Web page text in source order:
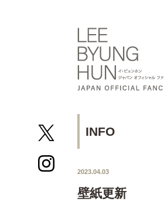
INFO
2023.04.03
壁紙更新